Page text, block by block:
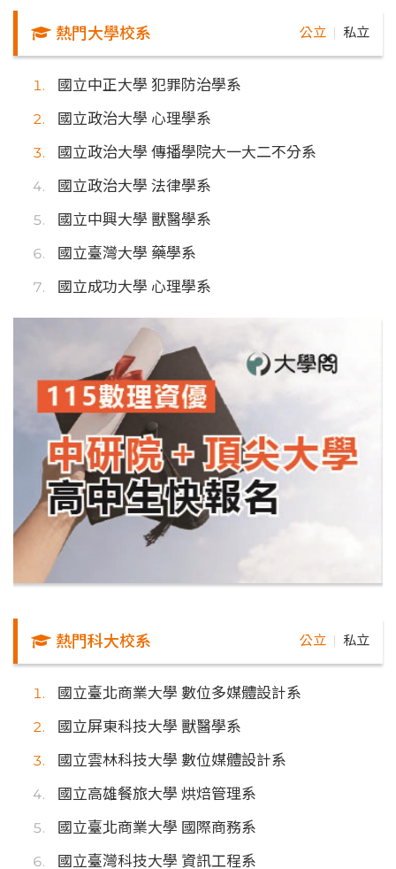
熱門大學校系 公立 私立
國立中正大學 犯罪防治學系
國立政治大學 心理學系
國立政治大學 傳播學院大一大二不分系
國立政治大學 法律學系
國立中興大學 獸醫學系
國立臺灣大學 藥學系
國立成功大學 心理學系
熱門科大校系 公立 私立
國立臺北商業大學 數位多媒體設計系
國立屏東科技大學 獸醫學系
國立雲林科技大學 數位媒體設計系
國立高雄餐旅大學 烘焙管理系
國立臺北商業大學 國際商務系
國立臺灣科技大學 資訊工程系